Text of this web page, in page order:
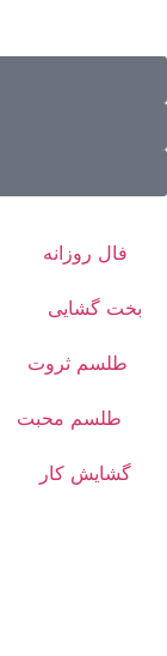
فال روزانه
بخت گشایی
طلسم ثروت
طلسم محبت
گشایش کار